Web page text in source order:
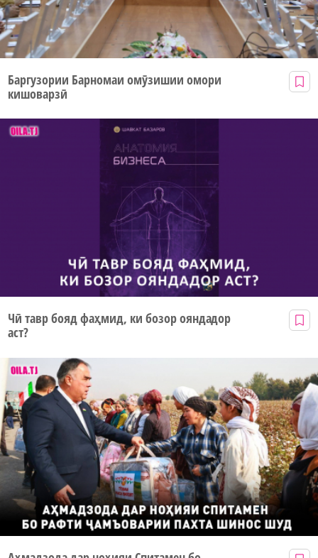
Баргузории Барномаи омӯзишии омори
кишоварзӣ
Чӣ тавр бояд фаҳмид, ки бозор ояндадор
аст?